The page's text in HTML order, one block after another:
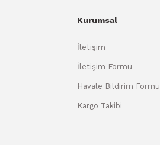
Kurumsal
İletişim
İletişim Formu
Havale Bildirim Formu
Kargo Takibi